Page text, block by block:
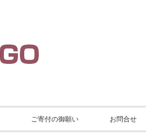
ご寄付の御願い お問合せ